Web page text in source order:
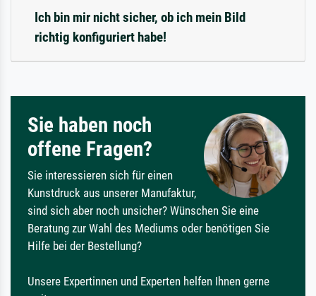
Ich bin mir nicht sicher, ob ich mein Bild
richtig konfiguriert habe!
Sie haben noch
offene Fragen?
Sie interessieren sich für einen
Kunstdruck aus unserer Manufaktur,
sind sich aber noch unsicher? Wünschen Sie eine
Beratung zur Wahl des Mediums oder benötigen Sie
Hilfe bei der Bestellung?
Unsere Expertinnen und Experten helfen Ihnen gerne